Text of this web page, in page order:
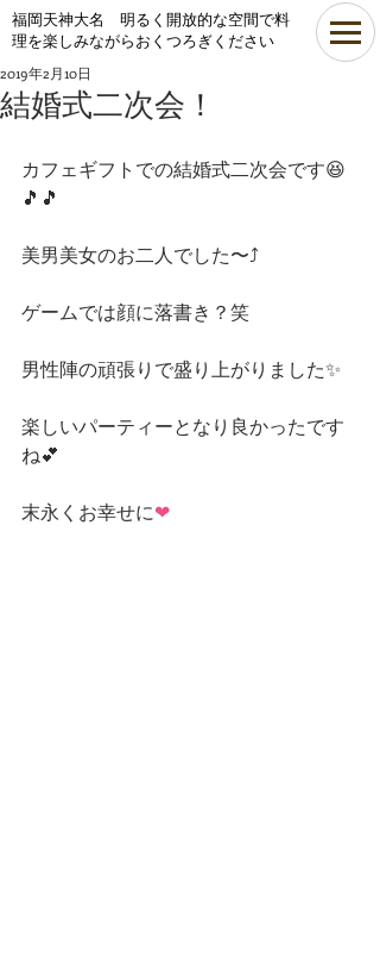
​福岡天神大名 明るく開放的な空間で料
理を楽しみながらおくつろぎください
結婚式二次会！
2019年2月10日
カフェギフトでの結婚式二次会です😆
🎵🎵
美男美女のお二人でした〜⤴
ゲームでは顔に落書き？笑
男性陣の頑張りで盛り上がりました✨
楽しいパーティーとなり良かったです
ね💕
末永くお幸せに❤